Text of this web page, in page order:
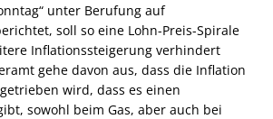
unter Berufung auf
soll so eine Lohn-Preis-Spirale
Inflationssteigerung verhindert
gehe davon aus, dass die Inflation
wird, dass es einen
sowohl beim Gas, aber auch bei